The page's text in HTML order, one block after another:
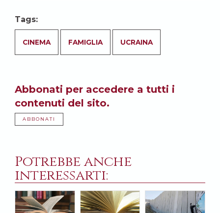
Tags:
CINEMA FAMIGLIA UCRAINA
Abbonati per accedere a tutti i
contenuti del sito.
ABBONATI
Potrebbe anche
interessarti: